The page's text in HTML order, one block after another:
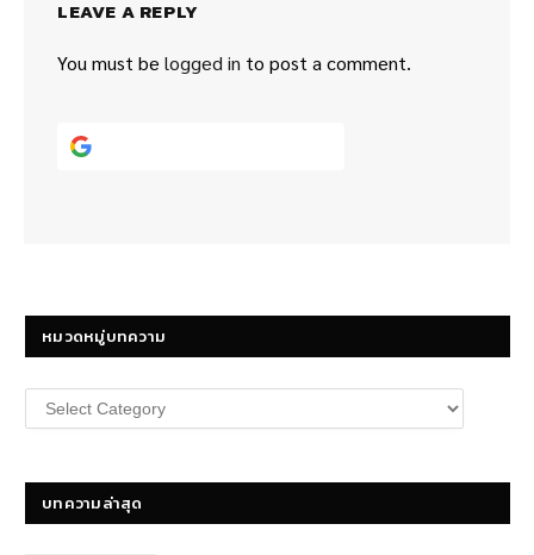
LEAVE A REPLY
You must be logged in to post a comment.
หมวดหมู่บทความ
หมวด
หมู่
บทความล่าสุด